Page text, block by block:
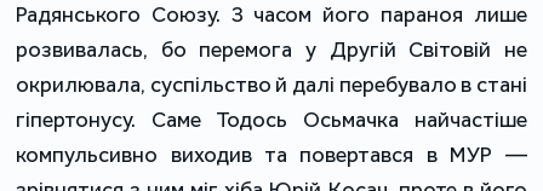
Радянського Союзу. З часом його параноя лише
розвивалась, бо перемога у Другій Світовій не
окрилювала, суспільство й далі перебувало в стані
гіпертонусу. Саме Тодось Осьмачка найчастіше
компульсивно виходив та повертався в МУР —